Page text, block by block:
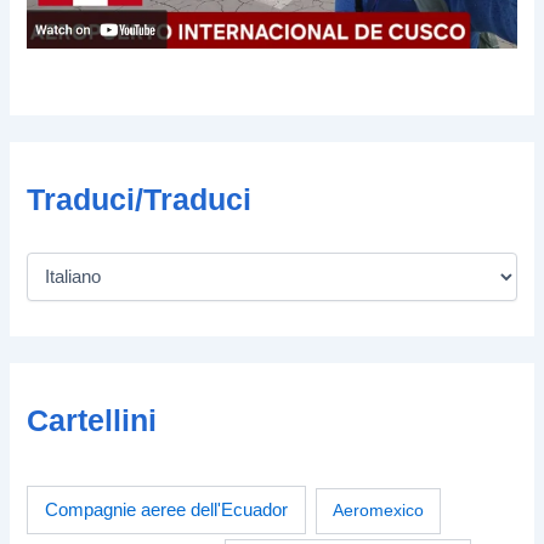
Traduci/Traduci
Cartellini
Compagnie aeree dell'Ecuador Aeromexico